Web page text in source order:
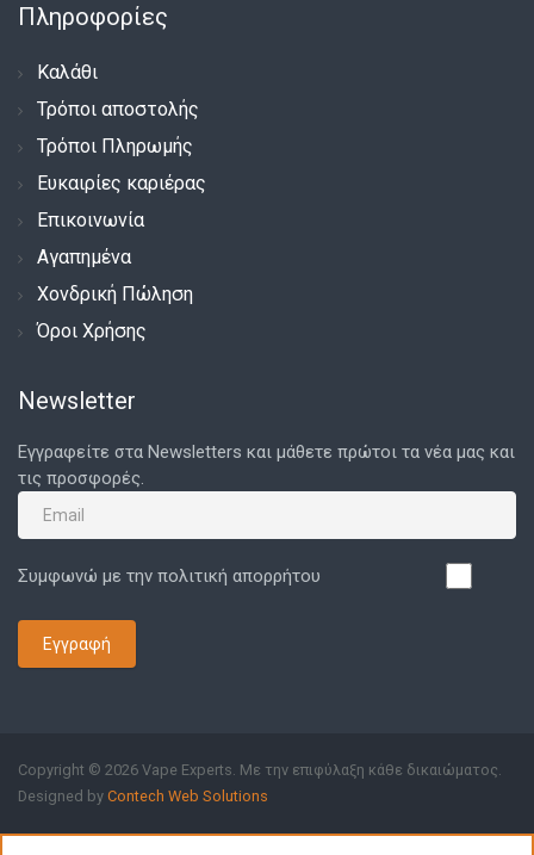
Πληροφορίες
Καλάθι
Τρόποι αποστολής
Τρόποι Πληρωμής
Ευκαιρίες καριέρας
Επικοινωνία
Αγαπημένα
Χονδρική Πώληση
Όροι Χρήσης
Newsletter
Εγγραφείτε στα Newsletters και μάθετε πρώτοι τα νέα μας και
τις προσφορές.
Συμφωνώ με την πολιτική απορρήτου
Εγγραφή
Copyright © 2026 Vape Experts. Με την επιφύλαξη κάθε δικαιώματος.
Designed by Contech Web Solutions